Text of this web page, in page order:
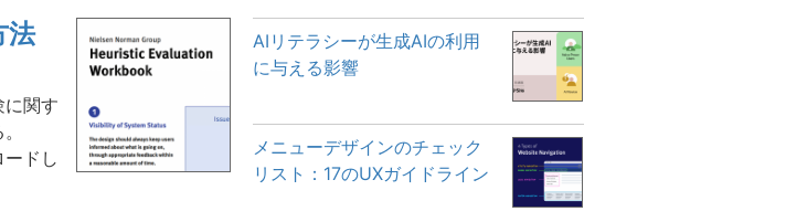
法
に関す
ドし
AIリテラシーが生成AIの利用
に与える影響
メニューデザインのチェック
リスト：17のUXガイドライン